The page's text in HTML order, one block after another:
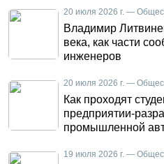
20 июля 2026 г. —
Владимир
века, как части
инженеров
20 июля 2026 г. —
Как проходят
предприятии-
промышленной
19 июля 2026 г. —